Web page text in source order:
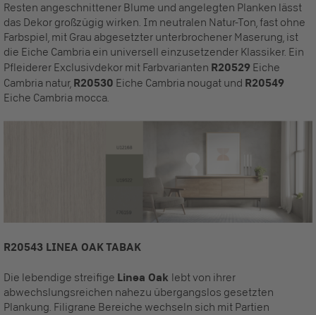
Resten angeschnittener Blume und angelegten Planken lässt
das Dekor großzügig wirken. Im neutralen Natur-Ton, fast ohne
Farbspiel, mit Grau abgesetzter unterbrochener Maserung, ist
die Eiche Cambria ein universell einzusetzender Klassiker. Ein
Pfleiderer Exclusivdekor mit Farbvarianten R20529 Eiche
Cambria natur, R20530 Eiche Cambria nougat und R20549
Eiche Cambria mocca.
R20543 LINEA OAK TABAK
Die lebendige streifige Linea Oak lebt von ihrer
abwechslungsreichen nahezu übergangslos gesetzten
Plankung. Filigrane Bereiche wechseln sich mit Partien